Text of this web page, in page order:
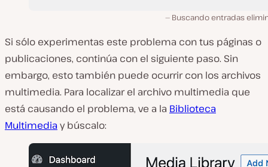
Buscando entradas
Si sólo experimentas este problema con tus páginas o
publicaciones, continúa con el siguiente paso. Sin
embargo, esto también puede ocurrir con los archivos
multimedia. Para localizar el archivo multimedia que
está causando el problema, ve a la Biblioteca
Multimediay búscalo: